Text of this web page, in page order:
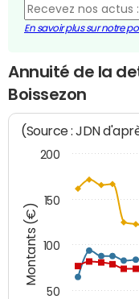
En savoir plus sur notre
Annuité de la
Boissezon
Montants (€)
(Source : JDN
50
100
150
200